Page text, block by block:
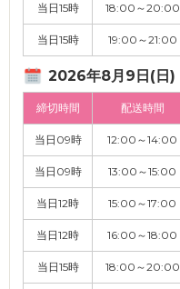
当日15時 18:00～20:00
当日15時 19:00～21:00
2026年8月9日(日)
締切時間 配送時間
当日09時 12:00～14:00
当日09時 13:00～15:00
当日12時 15:00～17:00
当日12時 16:00～18:00
当日15時 18:00～20:00